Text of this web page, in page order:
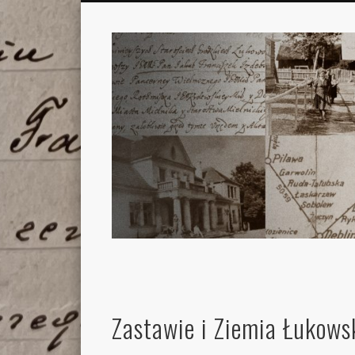
Zastawie i Ziemia